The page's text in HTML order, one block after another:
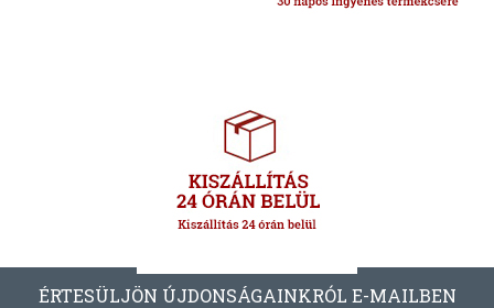
ÉRTESÜLJÖN ÚJDONSÁGAINKRÓL E-MAILBEN